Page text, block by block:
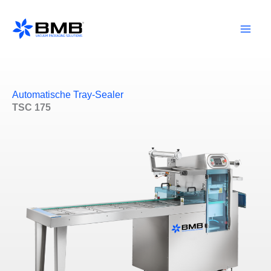
Inhalt
springen
Automatische Tray-Sealer
TSC 175